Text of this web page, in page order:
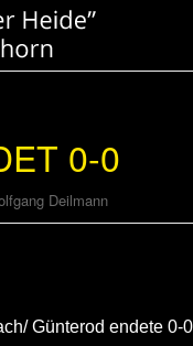
0-0
Deilmann
Günterod endete